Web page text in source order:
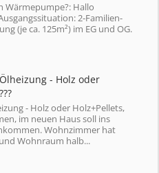
Wärmepumpe?: Hallo
2-Familien-
(je ca. 125m²) im EG und OG.
- Holz oder
- Holz oder Holz+Pellets,
im neuen Haus soll ins
Wohnzimmer hat
Wohnraum halb...